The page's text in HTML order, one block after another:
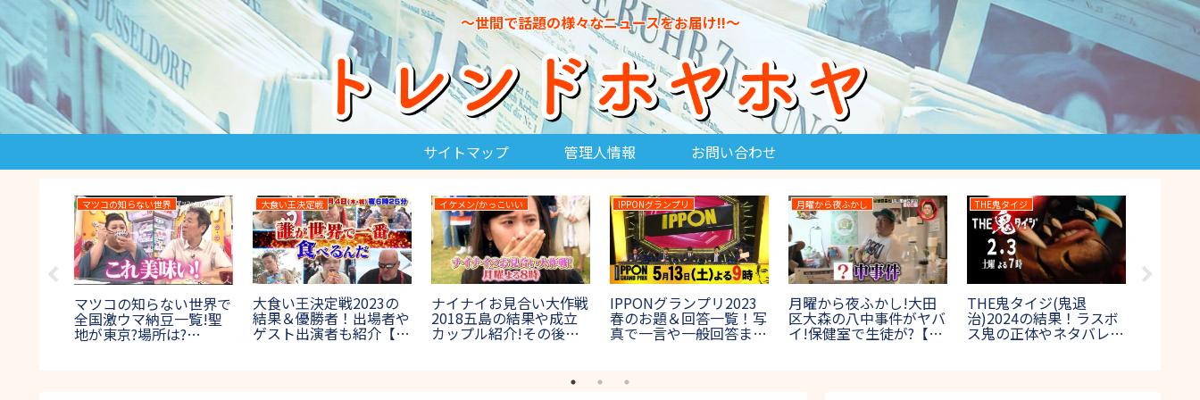
～世間で話題の様々なニュースをお届け!!～
サイトマップ 管理人情報 お問い合わせ
鬼タイジ(鬼退
)2024の結果！ラスボ
鬼の正体やネタバレ
？【節分決戦inハワイ
27時間テレビ
27時間テレビ2023 マラ
ソンの結果速報！100キ
ロマラソンの優勝者や出
THE鬼タイジ
THE鬼タイジ(鬼退
治)2023夏の結果！ラス
ボス鬼の正体やネタバレ
高校野球
高校野球2022のチアリ
ーダーがかわいい！出場
校チアガールの美女画像
27時間テレビ
27時間テレビ400m走サ
バイバルの結果！優勝者
や出場者は誰？ワイナイ
ロンドンハーツ
ロンハー私服-1グランプ
リ2023秋のランキング
＆対決結果！順位1位は
THEカラオケ★バトル
カラオケバトルTHE
OPEN最高位戦2023
果＆優勝者！歌唱